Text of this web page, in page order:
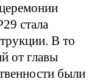
стала
В то
от главы
были